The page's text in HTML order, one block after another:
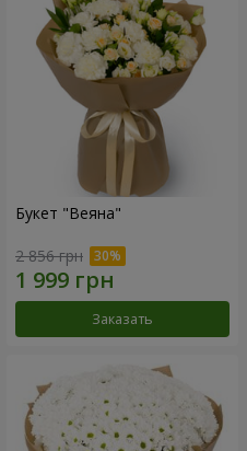
Букет "Веяна"
2 856 грн
Заказать